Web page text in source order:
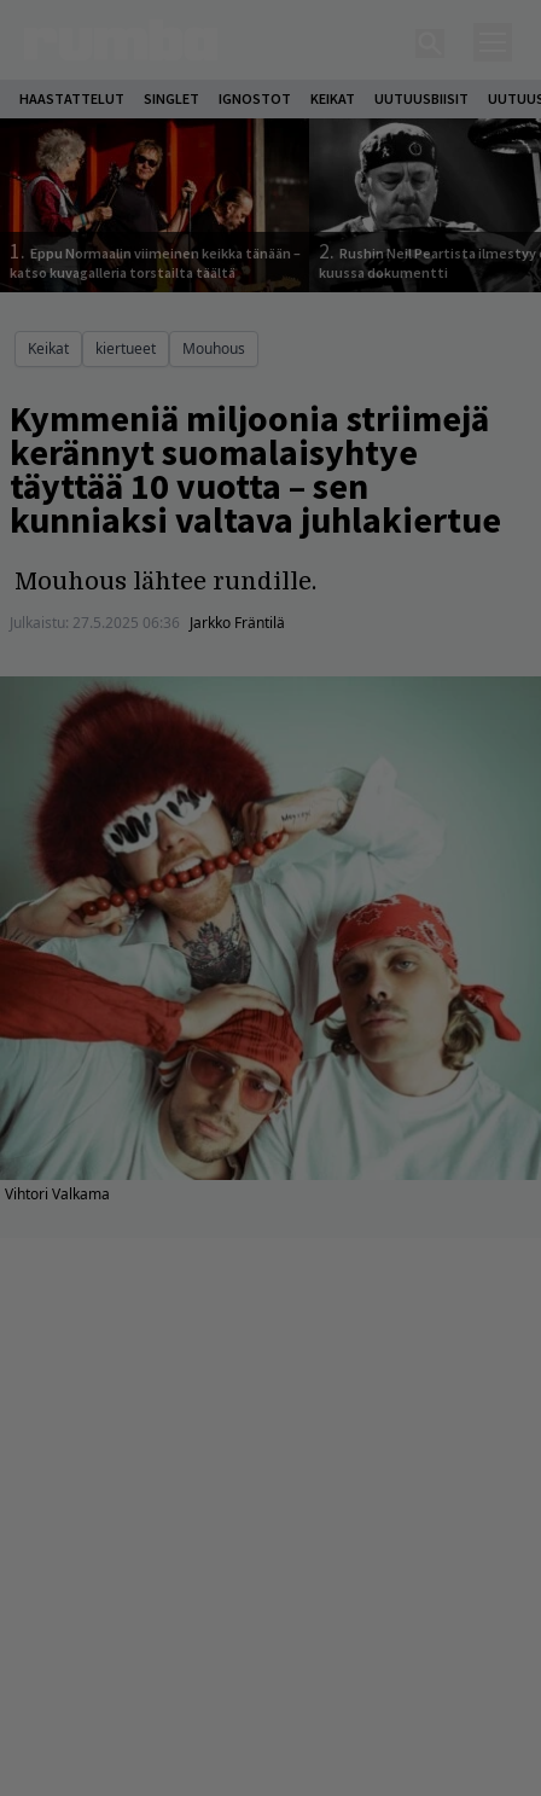
HAASTATTELUT SINGLET IGNOSTOT KEIKAT UUTUUSBIISIT
1. Eppu Normaalin viimeinen keikka tänään –
katso kuvagalleria torstailta täältä
2. Rushin Neil Peartista ilmestyy
kuussa dokumentti
Keikat kiertueet Mouhous
Kymmeniä miljoonia striimejä
kerännyt suomalaisyhtye
täyttää 10 vuotta – sen
kunniaksi valtava juhlakiertue
Mouhous lähtee rundille.
Julkaistu: 27.5.2025 06:36 Jarkko Fräntilä
Vihtori Valkama